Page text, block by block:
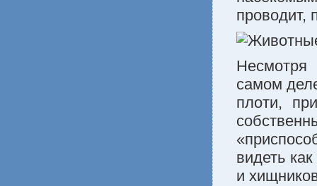
проводит,
Несмотря
самом
плоти,
видеть
и